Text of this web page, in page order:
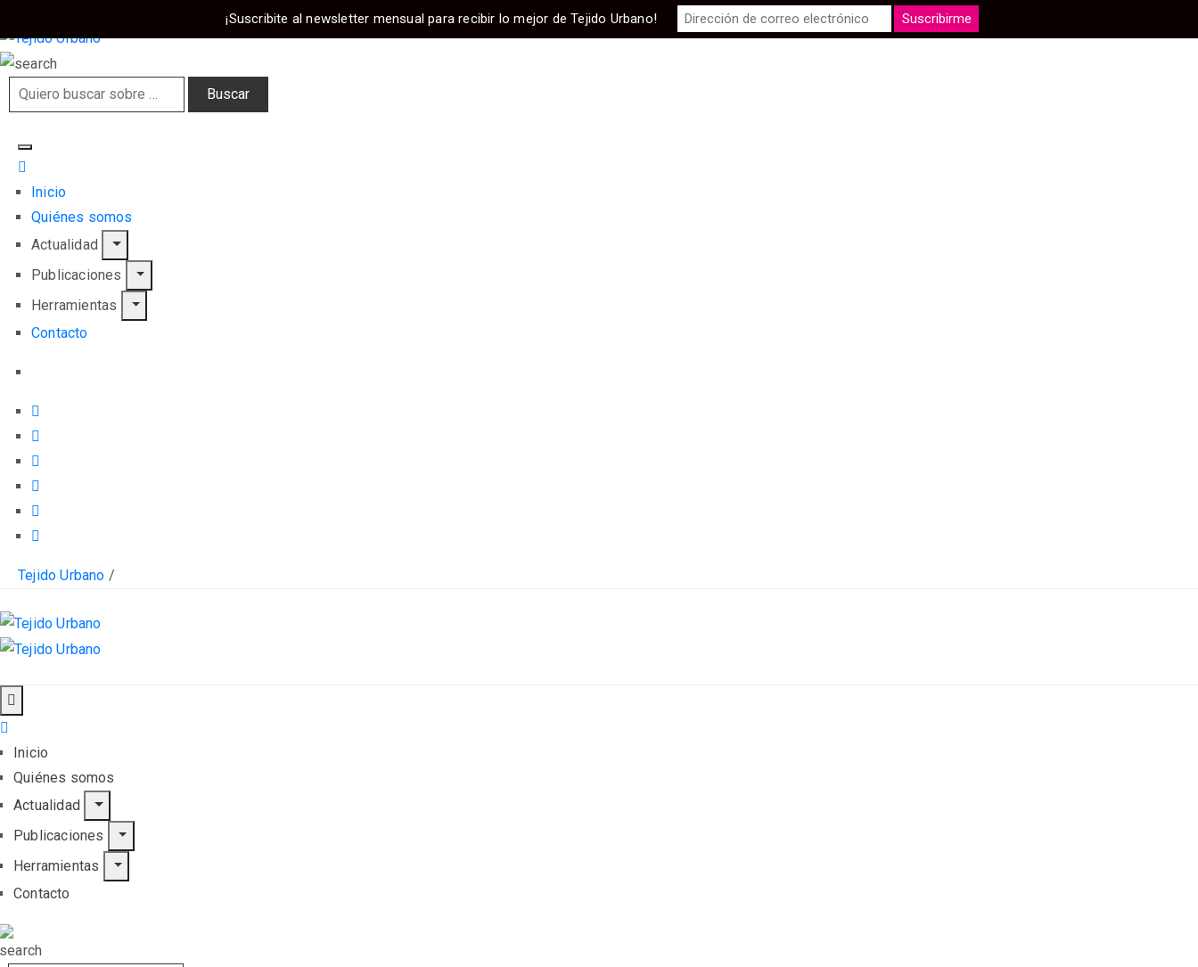
Inicio
Quiénes somos
Actualidad
Publicaciones
Herramientas
Contacto
Tejido Urbano /
Inicio
Quiénes somos
Actualidad
Publicaciones
Herramientas
Contacto
¡Suscribite al newsletter mensual para recibir lo mejor de Tejido Urbano!